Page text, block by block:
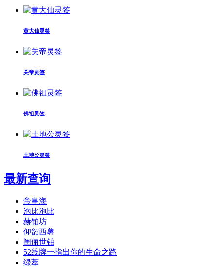
黄大仙灵签
关帝灵签
佛祖灵签
土地公灵签
最新查询
帝皇海
泡比泡比
赫铂坊
仰韶西薯
闺俪世铂
52线牌一指出你的生命之路
绿萃